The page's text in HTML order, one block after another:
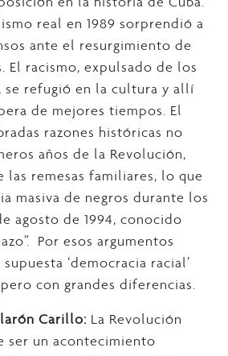
real en 1989 sorprendió a
ante el resurgimiento de
El racismo, expulsado de los
se refugió en la cultura y allí
de mejores tiempos. El
razones históricas no
años de la Revolución,
remesas familiares, lo que
masiva de negros durante los
agosto de 1994, conocido
Por esos argumentos
‘democracia racial’
con grandes diferencias.
Carillo: La Revolución
ser un acontecimiento